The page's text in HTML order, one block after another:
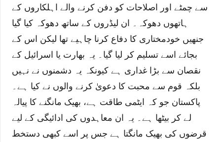
سے چمٹے اور اصلاحات کو دفن کرنے والے اہلکاروں کے
ہاتھوں دھوکہ۔ ان لیڈروں کے ساتھ دھوکہ کیا گیا
جنھیں خودمختاری کا دفاع کرنا چاہیے تھا لیکن اس کے
بجائے اسے تسلیم کر لیا گیا۔ یہ بھارت یا اسرائیل کے
نقصان سے بڑا غداری ہے کیونکہ یہ دشمنوں نے نہیں
بلکہ قوم سے محبت کا دعویٰ کرنے والوں نے کیا ہے۔
پاکستان جو کہ ایٹمی طاقت ہے، بھیک مانگنے کا پیالہ
لے کر بیٹھا ہے۔ یہ ان معاہدوں کی ادائیگی کے لیے
قرضوں کی بھیک مانگتا ہے جس پر اسے کبھی دستخط